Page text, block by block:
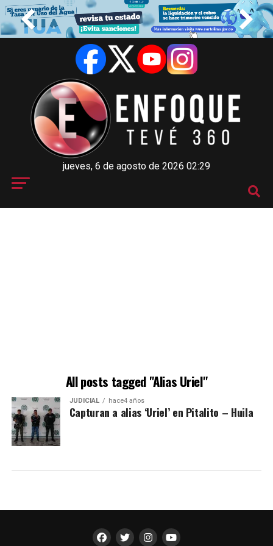
jueves, 6 de agosto de 2026 02:29
All posts tagged "Alias Uriel"
JUDICIAL hace4 años
Capturan a alias ‘Uriel’ en Pitalito – Huila